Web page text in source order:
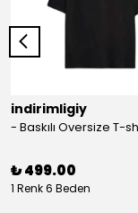
indirimligiy
- Baskılı Oversize T-
₺ 499.00
1 Renk 6 Beden